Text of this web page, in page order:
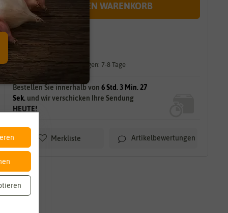
IN DEN WARENKORB
sofort lieferbar
gilt für 6Stück
Lieferzeit für größere Mengen: 7-8 Tage
Bestellen Sie innerhalb von 6 Std. 3 Min. 25
Sek.und wir verschicken Ihre Sendung
HEUTE!
Merkliste Artikelbewertungen